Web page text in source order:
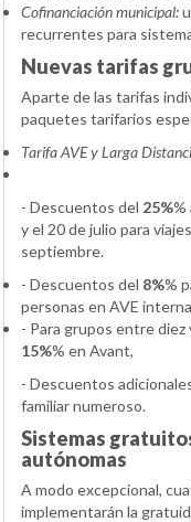
Cofinanciación municipal:
recurrentes para
Nuevas tarifas
Aparte de las tarifas
paquetes tarifarios
Tarifa AVE y Larga
- Descuentos del 25%%
y el 20 de julio para
septiembre.
- Descuentos del 8%%
personas en AVE
- Para grupos entre
15%% en Avant,
- Descuentos
familiar numeroso.
Sistemas
autónomas
A modo excepcional,
implementarán la